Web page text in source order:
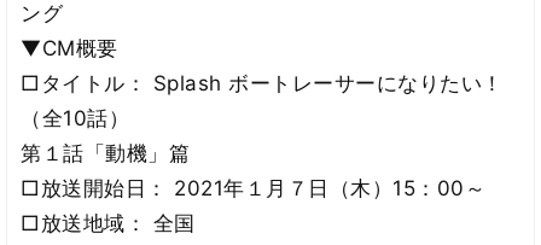
ング
▼CM概要
□タイトル： Splash ボートレーサーになりたい！
（全10話）
第１話「動機」篇
□放送開始日： 2021年１月７日（木）15：00～
□放送地域： 全国